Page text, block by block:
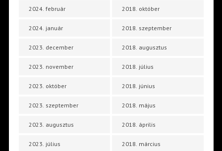
2024. február
2024. január
2023. december
2023. november
2023. október
2023. szeptember
2023. augusztus
2023. július
2018. október
2018. szeptember
2018. augusztus
2018. július
2018. június
2018. május
2018. április
2018. március